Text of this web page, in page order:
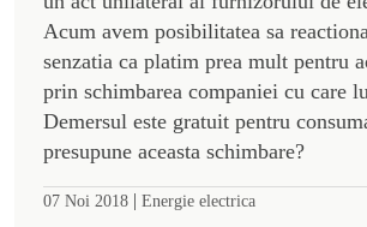
Acum avem posibilitatea sa
senzatia ca platim prea mult pentru
prin schimbarea companiei cu care
Demersul este gratuit pentru
presupune aceasta schimbare?
07 Noi 2018 | Energie electrica